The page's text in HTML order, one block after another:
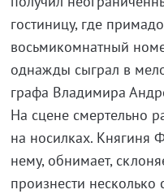
гостиницу, где
восьмикомнатный
однажды сыграл в
графа Владимира
На сцене смертельно
на носилках. Княгиня
нему, обнимает,
произнести несколько